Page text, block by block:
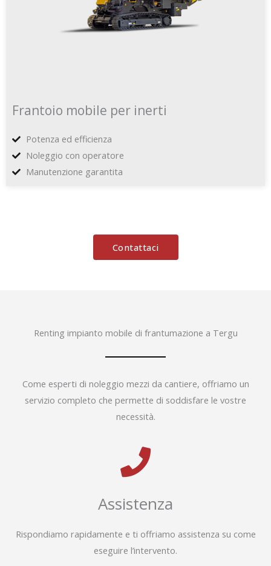
Frantoio mobile per inerti
Potenza ed efficienza
Noleggio con operatore
Manutenzione garantita
Contattaci
Renting impianto mobile di frantumazione a Tergu
Come esperti di noleggio mezzi da cantiere, offriamo un
servizio completo che permette di soddisfare le vostre
necessità.
Assistenza
Rispondiamo rapidamente e ti offriamo assistenza su come
eseguire l’intervento.